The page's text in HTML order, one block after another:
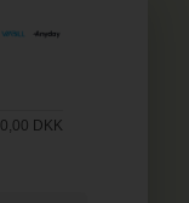
0,00 DKK